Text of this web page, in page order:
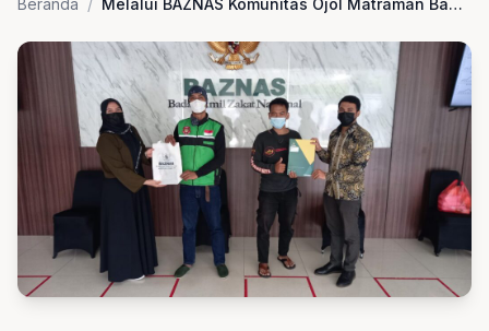
Beranda / Melalui BAZNAS Komunitas Ojol Matraman Bantu Warga Terdampak Erupsi Semeru